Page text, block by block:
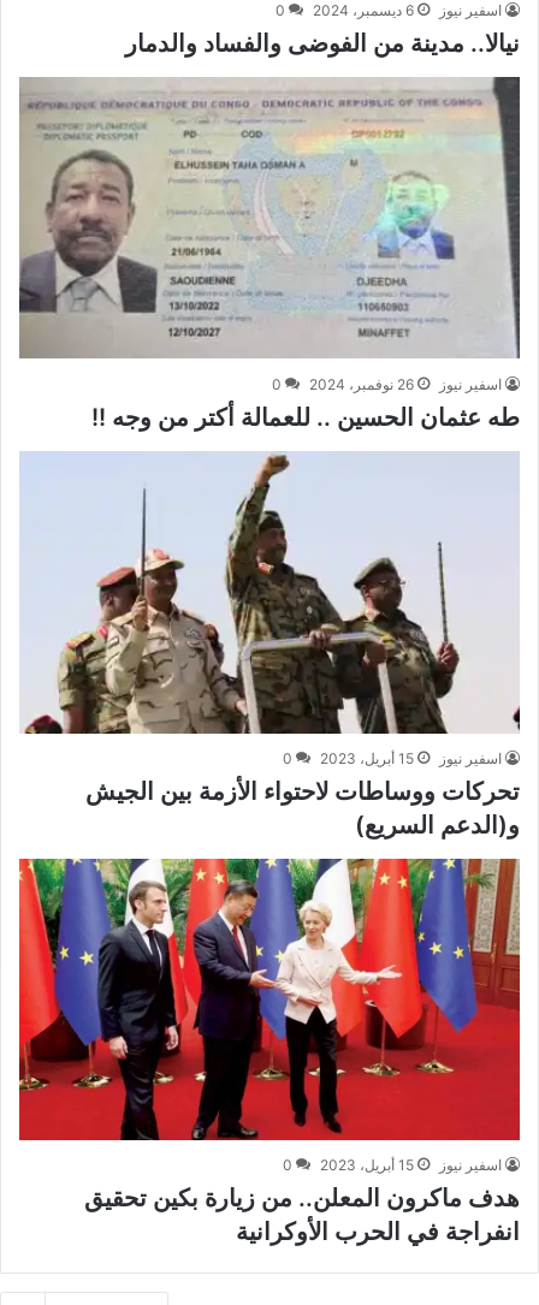
اسفير نيوز 6 ديسمبر، 2024 0
نيالا.. مدينة من الفوضى والفساد والدمار
اسفير نيوز 26 نوفمبر، 2024 0
طه عثمان الحسين .. للعمالة أكتر من وجه !!
اسفير نيوز 15 أبريل، 2023 0
تحركات ووساطات لاحتواء الأزمة بين الجيش
و(الدعم السريع)
اسفير نيوز 15 أبريل، 2023 0
هدف ماكرون المعلن.. من زيارة بكين تحقيق
انفراجة في الحرب الأوكرانية